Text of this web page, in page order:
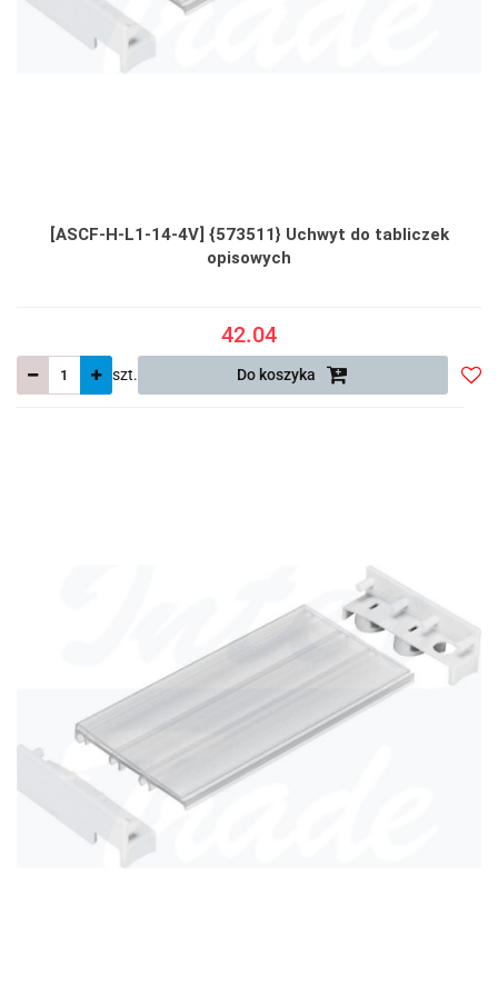
[ASCF-H-L1-14-4V] {573511} Uchwyt do tabliczek
opisowych
42.04
szt. Do koszyka